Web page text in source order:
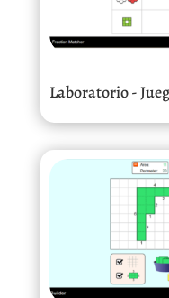
Laboratorio -